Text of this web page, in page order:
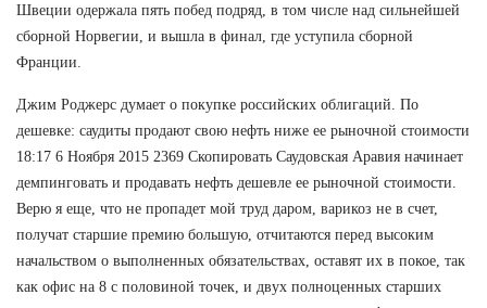
Швеции одержала пять побед подряд, в том числе над сильнейшей
сборной Норвегии, и вышла в финал, где уступила сборной
Франции.
Джим Роджерс думает о покупке российских облигаций. По
дешевке: саудиты продают свою нефть ниже ее рыночной стоимости
18:17 6 Ноября 2015 2369 Скопировать Саудовская Аравия начинает
демпинговать и продавать нефть дешевле ее рыночной стоимости.
Верю я еще, что не пропадет мой труд даром, варикоз не в счет,
получат старшие премию большую, отчитаются перед высоким
начальством о выполненных обязательствах, оставят их в покое, так
как офис на 8 с половиной точек, и двух полноценных старших